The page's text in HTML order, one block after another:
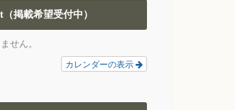
掲載希望受付中）
せん。
カレンダーの表示